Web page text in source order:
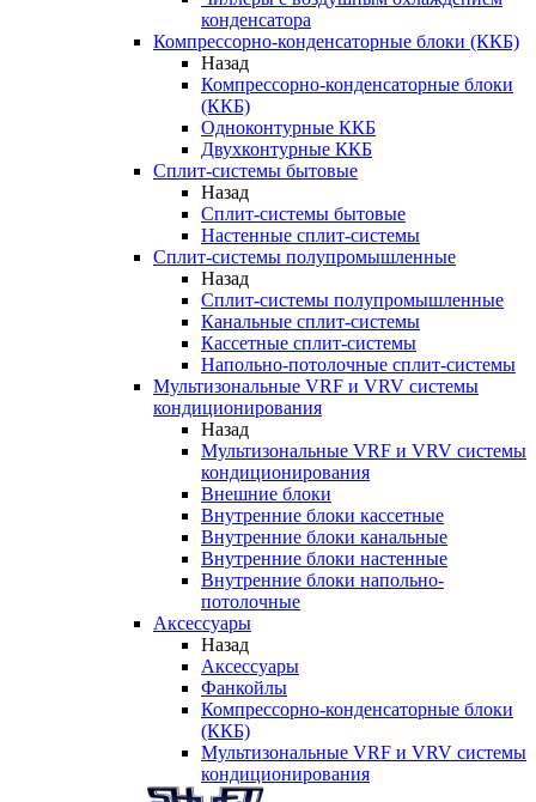
конденсатора
Компрессорно-конденсаторные блоки (ККБ)
Назад
Компрессорно-конденсаторные блоки
(ККБ)
Одноконтурные ККБ
Двухконтурные ККБ
Сплит-системы бытовые
Назад
Сплит-системы бытовые
Настенные сплит-системы
Сплит-системы полупромышленные
Назад
Сплит-системы полупромышленные
Канальные сплит-системы
Кассетные сплит-системы
Напольно-потолочные сплит-системы
Мультизональные VRF и VRV системы
кондиционирования
Назад
Мультизональные VRF и VRV системы
кондиционирования
Внешние блоки
Внутренние блоки кассетные
Внутренние блоки канальные
Внутренние блоки настенные
Внутренние блоки напольно-
потолочные
Аксессуары
Назад
Аксессуары
Фанкойлы
Компрессорно-конденсаторные блоки
(ККБ)
Мультизональные VRF и VRV системы
кондиционирования